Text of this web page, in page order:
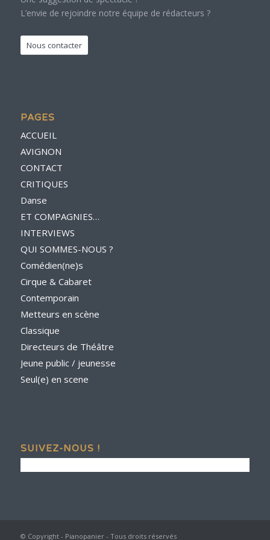
L’envie de rejoindre notre équipe de rédacteurs ?
Nous contacter
PAGES
ACCUEIL
AVIGNON
CONTACT
CRITIQUES
Danse
ET COMPAGNIES…
INTERVIEWS
QUI SOMMES-NOUS ?
Comédien(ne)s
Cirque & Cabaret
Contemporain
Metteurs en scène
Classique
Directeurs de Théâtre
Jeune public / jeunesse
Seul(e) en scene
SUIVEZ-NOUS !
© Copyright - Pianopanier - Tous droits réservés